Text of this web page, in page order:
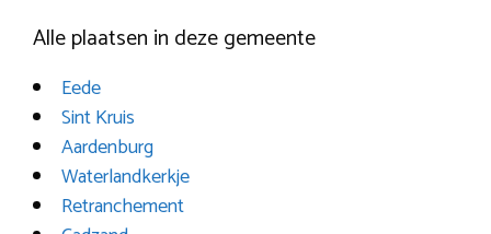
Alle plaatsen in deze gemeente
Eede
Sint Kruis
Aardenburg
Waterlandkerkje
Retranchement